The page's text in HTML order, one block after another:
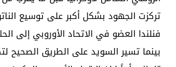
تركزت الجهود بشكل أكبر على توسيع
فنلندا العضو في الاتحاد الأوروبي إلى
بينما تسير السويد على الطريق الصحيح